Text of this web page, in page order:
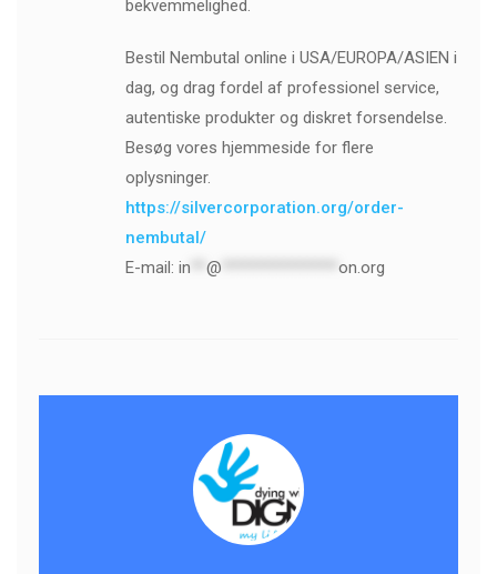
bekvemmelighed.
Bestil Nembutal online i USA/EUROPA/ASIEN i
dag, og drag fordel af professionel service,
autentiske produkter og diskret forsendelse.
Besøg vores hjemmeside for flere
oplysninger.
https://silvercorporation.org/order-
nembutal/
E-mail: in @ on.org